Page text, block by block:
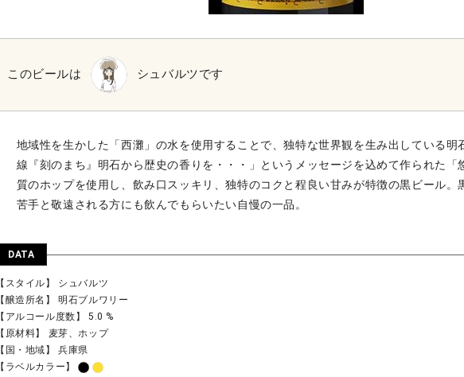
このビールは シュバルツです
地域性を生かした「西灘」の水を使用することで、独特な世界観を生み出している明
線『刻のまち』明石から歴史の香りを・・・」というメッセージを込めて作られた「
質のホップを使用し、飲み口スッキリ、独特のコクと程良い甘みが特徴の黒ビール。
苦手と敬遠される方にも飲んでもらいたい自慢の一品。
DATA
【スタイル】 シュバルツ
【醸造所名】 明石ブルワリー
【アルコール度数】 5.0 %
【原材料】 麦芽、ホップ
【国・地域】 兵庫県
【ラベルカラー】